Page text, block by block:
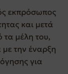
εκπρόσωπος
και μετά
τα μέλη του,
την έναρξη
για